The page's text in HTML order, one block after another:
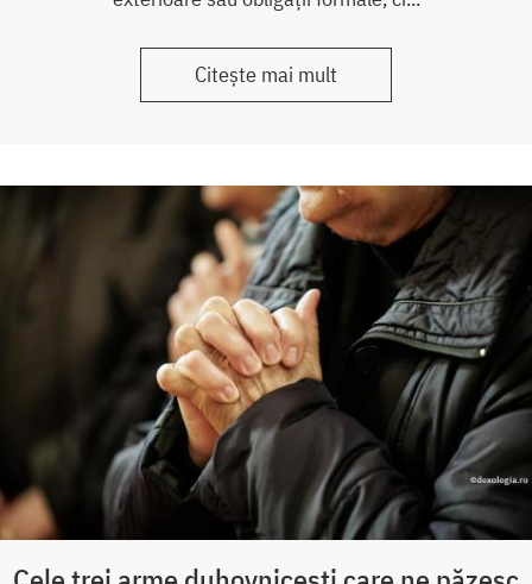
Citește mai mult